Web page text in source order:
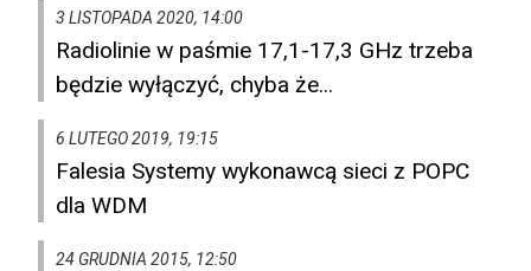
3 LISTOPADA 2020, 14:00
Radiolinie w paśmie 17,1-17,3 GHz trzeba
będzie wyłączyć, chyba że...
6 LUTEGO 2019, 19:15
Falesia Systemy wykonawcą sieci z POPC
dla WDM
24 GRUDNIA 2015, 12:50